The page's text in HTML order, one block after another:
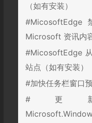
（如有安装）
Microsoft 资讯内
#MicosoftEdge
站点（如有安装）
#加快任务栏窗口
#更